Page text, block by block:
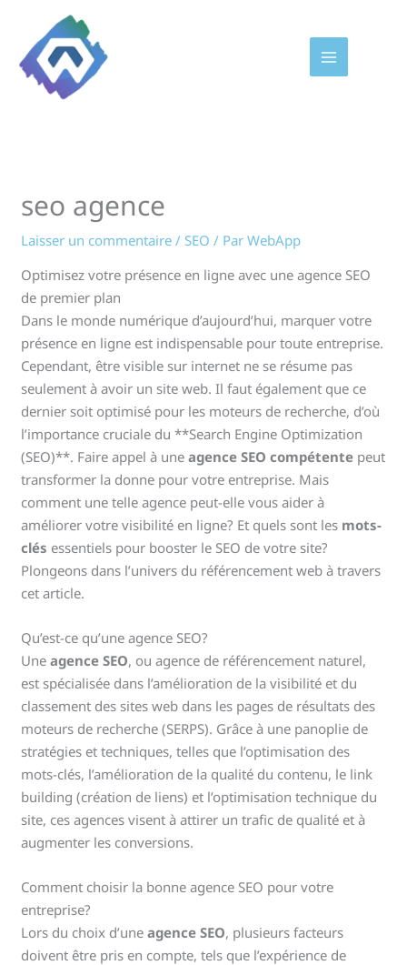
contenu
seo agence
Laisser un commentaire / SEO / ParWebApp
Optimisez votre présence en ligne avec une agence SEO
de premier plan
Dans le monde numérique d’aujourd’hui, marquer votre
présence en ligne est indispensable pour toute entreprise.
Cependant, être visible sur internet ne se résume pas
seulement à avoir un site web. Il faut également que ce
dernier soit optimisé pour les moteurs de recherche, d’où
l’importance cruciale du **Search Engine Optimization
(SEO)**. Faire appel à uneagence SEO compétente peut
transformer la donne pour votre entreprise. Mais
comment une telle agence peut-elle vous aider à
améliorer votre visibilité en ligne? Et quels sont les mots-
clés essentiels pour booster le SEO de votre site?
Plongeons dans l’univers du référencement web à travers
cet article.
Qu’est-ce qu’une agence SEO?
Uneagence SEO, ou agence de référencement naturel,
est spécialisée dans l’amélioration de la visibilité et du
classement des sites web dans les pages de résultats des
moteurs de recherche (SERPS). Grâce à une panoplie de
stratégies et techniques, telles que l’optimisation des
mots-clés, l’amélioration de la qualité du contenu, le link
building (création de liens) et l’optimisation technique du
site, ces agences visent à attirer un trafic de qualité et à
augmenter les conversions.
Comment choisir la bonne agence SEO pour votre
entreprise?
Lors du choix d’uneagence SEO, plusieurs facteurs
doivent être pris en compte, tels que l’expérience de